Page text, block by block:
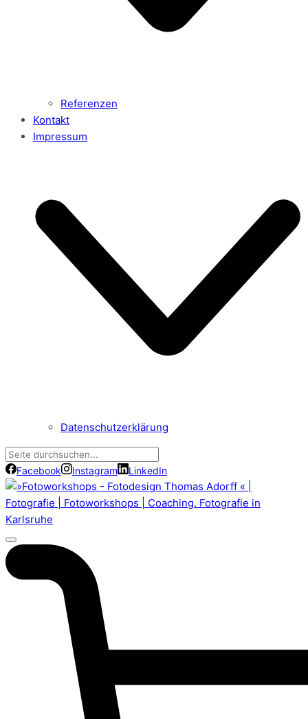
Referenzen
Kontakt
Impressum
Datenschutzerklärung
Facebook Instagram LinkedIn